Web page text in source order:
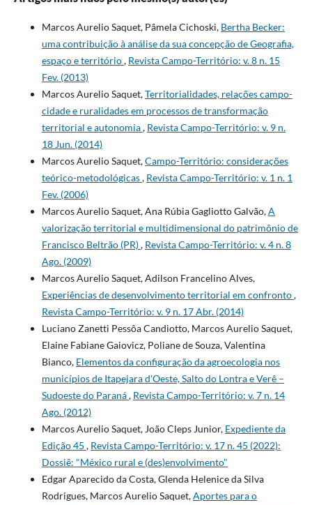
Marcos Aurelio Saquet, Pâmela Cichoski, Bertha Becker:
uma contribuição à análise da sua concepção de Geografia,
espaço e território, Revista Campo-Território: v. 8 n. 15
Fev. (2013)
Marcos Aurelio Saquet,Territorialidades, relações campo-
cidade e ruralidades em processos de transformação
territorial e autonomia, Revista Campo-Território: v. 9 n.
18 Jun. (2014)
Marcos Aurelio Saquet,Campo-Território: considerações
teórico-metodológicas, Revista Campo-Território: v. 1 n. 1
Fev. (2006)
Marcos Aurelio Saquet, Ana Rúbia Gagliotto Galvão,A
valorização territorial e multidimensional do patrimônio de
Francisco Beltrão (PR), Revista Campo-Território: v. 4 n. 8
Ago. (2009)
Marcos Aurelio Saquet, Adilson Francelino Alves,
Experiências de desenvolvimento territorial em confronto,
Revista Campo-Território: v. 9 n. 17 Abr. (2014)
Luciano Zanetti Pessôa Candiotto, Marcos Aurelio Saquet,
Elaine Fabiane Gaiovicz, Poliane de Souza, Valentina
Bianco, Elementos da configuração da agroecologia nos
municípios de Itapejara d'Oeste, Salto do Lontra e Verê –
Sudoeste do Paraná, Revista Campo-Território: v. 7 n. 14
Ago. (2012)
Marcos Aurelio Saquet, João Cleps Junior, Expediente da
Edição 45 , Revista Campo-Território: v. 17 n. 45 (2022):
Dossiê: "México rural e (des)envolvimento"
Edgar Aparecido da Costa, Glenda Helenice da Silva
Rodrigues, Marcos Aurelio Saquet,Aportes para o